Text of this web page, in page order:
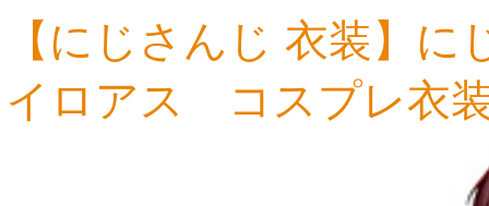
13,051円 15,667円 18,035円
【にじさんじ 衣装】
イロアス コスプレ衣